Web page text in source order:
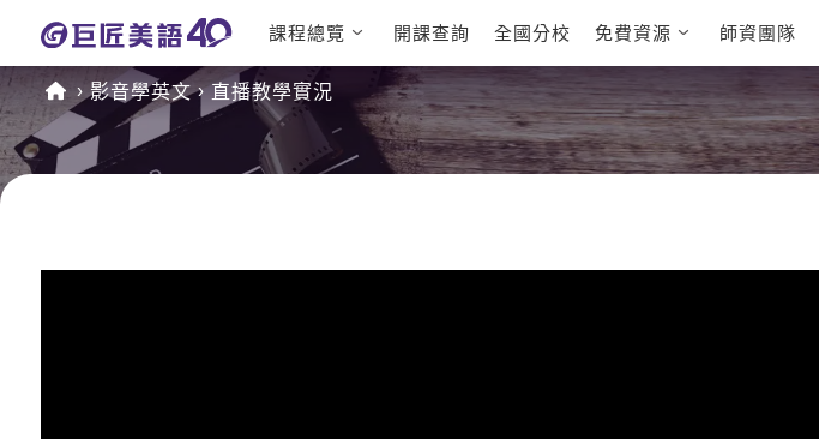
課程總覽
日語課程總表
英文課程總表
英文會話
英文檢定
TOEIC 多益課程
IELTS 雅思課程
能力養成
自然發音
開口溜英文
開課查詢 全國分校 免費資源
多益秒學堂
師資團隊
影音學英文 直播教學實況